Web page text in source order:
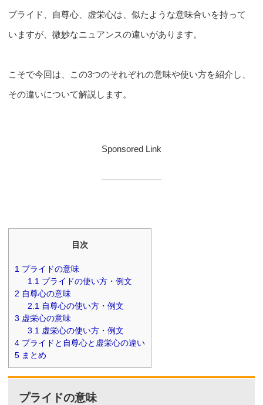
プライド、自尊心、虚栄心は、似たような意味合いを持って
いますが、微妙なニュアンスの違いがあります。
こそで今回は、この3つのそれぞれの意味や使い方を紹介し、
その違いについて解説します。
Sponsored Link
目次
1 プライドの意味
1.1 プライドの使い方・例文
2 自尊心の意味
2.1 自尊心の使い方・例文
3 虚栄心の意味
3.1 虚栄心の使い方・例文
4 プライドと自尊心と虚栄心の違い
5 まとめ
プライドの意味